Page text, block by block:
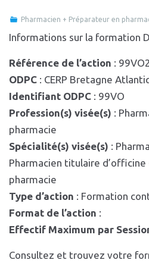
Pharmacien + Préparateur en
Informations sur la formation
Référence de l’action :
ODPC : CERP Bretagne
Identifiant ODPC : 99VO
Profession(s) visée(s) :
pharmacie
Spécialité(s) visée(s) :
Pharmacien titulaire
pharmacie
Type d’action : Formation
Format de l’action :
Effectif Maximum par
Consultez et trouvez votre